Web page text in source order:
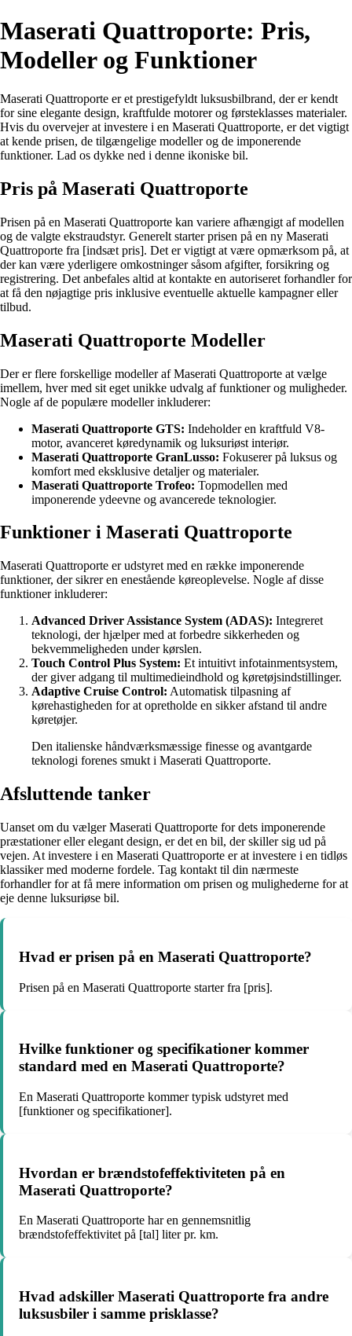
Maserati Quattroporte: Pris,
Modeller og Funktioner
Maserati Quattroporte er et prestigefyldt luksusbilbrand, der er kendt
for sine elegante design, kraftfulde motorer og førsteklasses materialer.
Hvis du overvejer at investere i en Maserati Quattroporte, er det vigtigt
at kende prisen, de tilgængelige modeller og de imponerende
funktioner. Lad os dykke ned i denne ikoniske bil.
Pris på Maserati Quattroporte
Prisen på en Maserati Quattroporte kan variere afhængigt af modellen
og de valgte ekstraudstyr. Generelt starter prisen på en ny Maserati
Quattroporte fra [indsæt pris]. Det er vigtigt at være opmærksom på, at
der kan være yderligere omkostninger såsom afgifter, forsikring og
registrering. Det anbefales altid at kontakte en autoriseret forhandler for
at få den nøjagtige pris inklusive eventuelle aktuelle kampagner eller
tilbud.
Maserati Quattroporte Modeller
Der er flere forskellige modeller af Maserati Quattroporte at vælge
imellem, hver med sit eget unikke udvalg af funktioner og muligheder.
Nogle af de populære modeller inkluderer:
Maserati Quattroporte GTS: Indeholder en kraftfuld V8-
motor, avanceret køredynamik og luksuriøst interiør.
Maserati Quattroporte GranLusso: Fokuserer på luksus og
komfort med eksklusive detaljer og materialer.
Maserati Quattroporte Trofeo: Topmodellen med
imponerende ydeevne og avancerede teknologier.
Funktioner i Maserati Quattroporte
Maserati Quattroporte er udstyret med en række imponerende
funktioner, der sikrer en enestående køreoplevelse. Nogle af disse
funktioner inkluderer:
Advanced Driver Assistance System (ADAS): Integreret
teknologi, der hjælper med at forbedre sikkerheden og
bekvemmeligheden under kørslen.
Touch Control Plus System: Et intuitivt infotainmentsystem,
der giver adgang til multimedieindhold og køretøjsindstillinger.
Adaptive Cruise Control: Automatisk tilpasning af
kørehastigheden for at opretholde en sikker afstand til andre
køretøjer.
Den italienske håndværksmæssige finesse og avantgarde
teknologi forenes smukt i Maserati Quattroporte.
Afsluttende tanker
Uanset om du vælger Maserati Quattroporte for dets imponerende
præstationer eller elegant design, er det en bil, der skiller sig ud på
vejen. At investere i en Maserati Quattroporte er at investere i en tidløs
klassiker med moderne fordele. Tag kontakt til din nærmeste
forhandler for at få mere information om prisen og mulighederne for at
eje denne luksuriøse bil.
Hvad er prisen på en Maserati Quattroporte?
Prisen på en Maserati Quattroporte starter fra [pris].
Hvilke funktioner og specifikationer kommer
standard med en Maserati Quattroporte?
En Maserati Quattroporte kommer typisk udstyret med
[funktioner og specifikationer].
Hvordan er brændstofeffektiviteten på en
Maserati Quattroporte?
En Maserati Quattroporte har en gennemsnitlig
brændstofeffektivitet på [tal] liter pr. km.
Hvad adskiller Maserati Quattroporte fra andre
luksusbiler i samme prisklasse?